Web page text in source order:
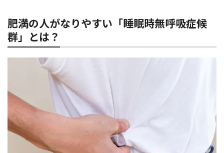
肥満の人がなりやすい「睡眠時無呼吸症候
群」とは？